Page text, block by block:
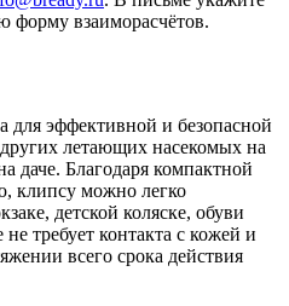
форму взаиморасчётов.
для эффективной и безопасной
летающих насекомых на
даче. Благодаря компактной
клипсу можно легко
детской коляске, обуви
требует контакта с кожей и
всего срока действия